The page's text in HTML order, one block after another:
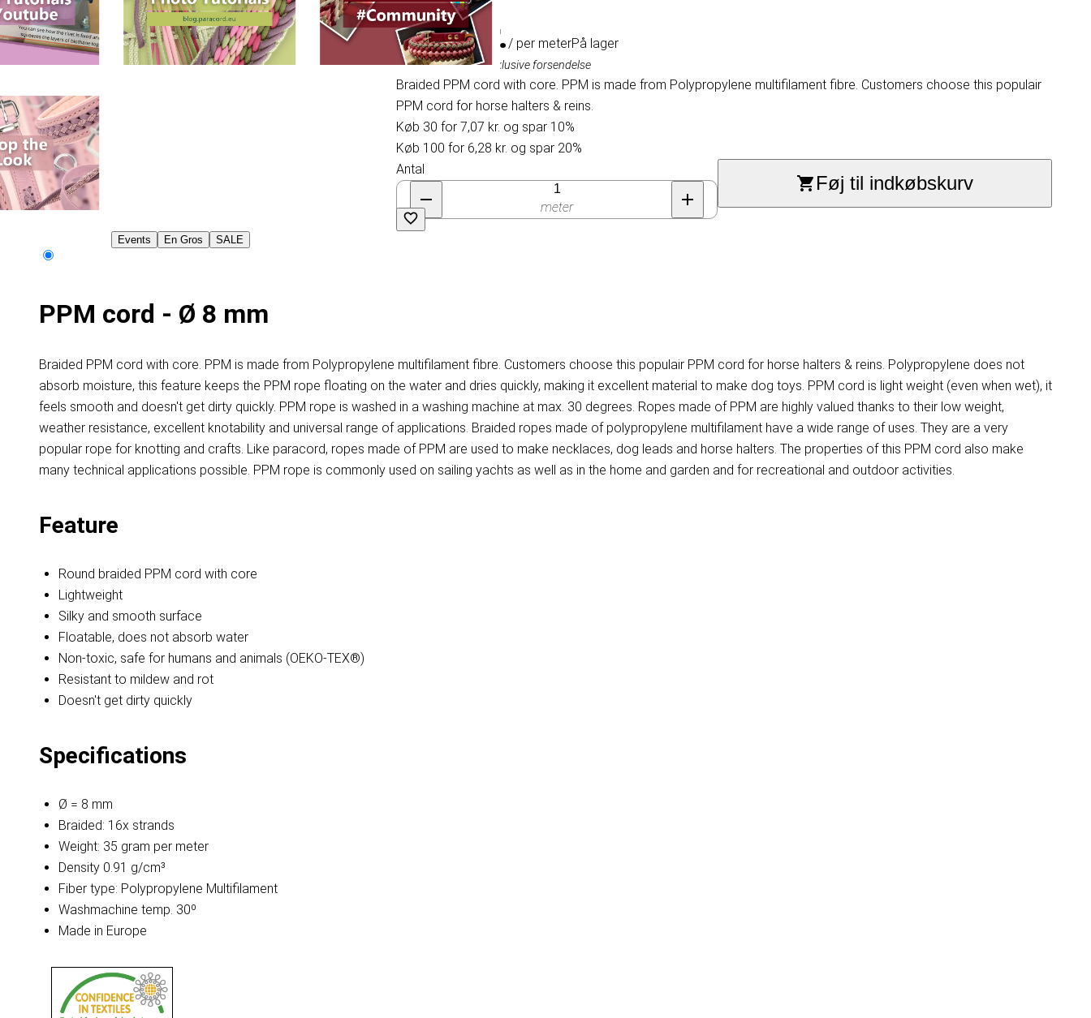
Events En Gros SALE
7,85 kr./ per meterPå lager
Inklusive moms, eksklusive forsendelse
Braided PPM cord with core. PPM is made from Polypropylene multifilament fibre. Customers choose this populair
PPM cord for horse halters & reins.
Køb 30 for 7,07 kr. og spar 10%
Køb 100 for 6,28 kr. og spar 20%
Antal
meter
Føj til indkøbskurv
PPM cord - Ø 8 mm
Braided PPM cord with core. PPM is made from Polypropylene multifilament fibre. Customers choose this populair PPM cord for horse halters & reins. Polypropylene does not
absorb moisture, this feature keeps the PPM rope floating on the water and dries quickly, making it excellent material to make dog toys. PPM cord is light weight (even when wet), it
feels smooth and doesn't get dirty quickly. PPM rope is washed in a washing machine at max. 30 degrees. Ropes made of PPM are highly valued thanks to their low weight,
weather resistance, excellent knotability and universal range of applications. Braided ropes made of polypropylene multifilament have a wide range of uses. They are a very
popular rope for knotting and crafts. Like paracord, ropes made of PPM are used to make necklaces, dog leads and horse halters. The properties of this PPM cord also make
many technical applications possible. PPM rope is commonly used on sailing yachts as well as in the home and garden and for recreational and outdoor activities.
Feature
Round braided PPM cord with core
Lightweight
Silky and smooth surface
Floatable, does not absorb water
Non-toxic, safe for humans and animals (OEKO-TEX®)
Resistant to mildew and rot
Doesn't get dirty quickly
Specifications
Ø = 8 mm
Braided: 16x strands
Weight: 35 gram per meter
Density 0.91 g/cm³
Fiber type: Polypropylene Multifilament
Washmachine temp. 30º
Made in Europe